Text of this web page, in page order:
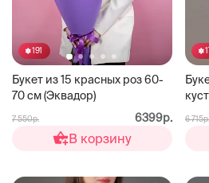
191
Букет из 15 красных роз 60-
70 см (Эквадор)
7 550р. 6399р.
В корзину
6 715р.